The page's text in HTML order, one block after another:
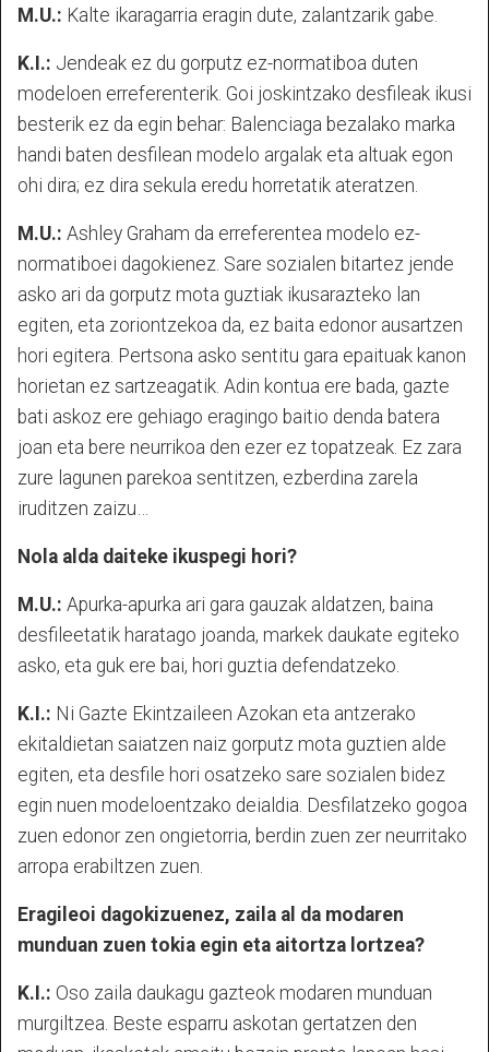
M.U.: Kalte ikaragarria eragin dute, zalantzarik gabe.
K.I.: Jendeak ez du gorputz ez-normatiboa duten
modeloen erreferenterik. Goi joskintzako desfileak ikusi
besterik ez da egin behar: Balenciaga bezalako marka
handi baten desfilean modelo argalak eta altuak egon
ohi dira; ez dira sekula eredu horretatik ateratzen.
M.U.: Ashley Graham da erreferentea modelo ez-
normatiboei dagokienez. Sare sozialen bitartez jende
asko ari da gorputz mota guztiak ikusarazteko lan
egiten, eta zoriontzekoa da, ez baita edonor ausartzen
hori egitera. Pertsona asko sentitu gara epaituak kanon
horietan ez sartzeagatik. Adin kontua ere bada, gazte
bati askoz ere gehiago eragingo baitio denda batera
joan eta bere neurrikoa den ezer ez topatzeak. Ez zara
zure lagunen parekoa sentitzen, ezberdina zarela
iruditzen zaizu…
Nola alda daiteke ikuspegi hori?
M.U.: Apurka-apurka ari gara gauzak aldatzen, baina
desfileetatik haratago joanda, markek daukate egiteko
asko, eta guk ere bai, hori guztia defendatzeko.
K.I.: Ni Gazte Ekintzaileen Azokan eta antzerako
ekitaldietan saiatzen naiz gorputz mota guztien alde
egiten, eta desfile hori osatzeko sare sozialen bidez
egin nuen modeloentzako deialdia. Desfilatzeko gogoa
zuen edonor zen ongietorria, berdin zuen zer neurritako
arropa erabiltzen zuen.
Eragileoi dagokizuenez, zaila al da modaren
munduan zuen tokia egin eta aitortza lortzea?
K.I.: Oso zaila daukagu gazteok modaren munduan
murgiltzea. Beste esparru askotan gertatzen den